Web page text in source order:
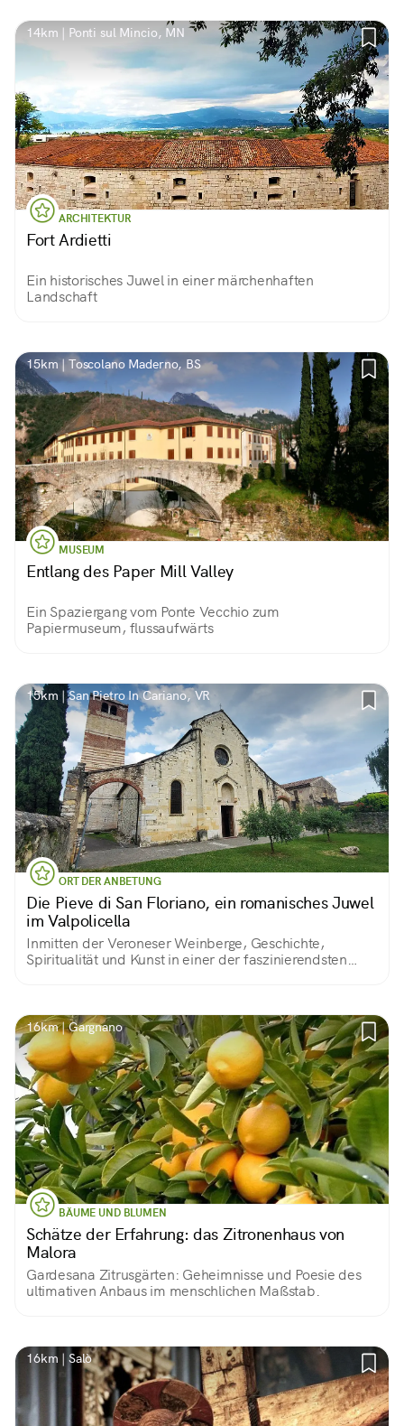
14km | Ponti sul Mincio, MN
ARCHITEKTUR
Fort Ardietti
Ein historisches Juwel in einer märchenhaften
Landschaft
15km | Toscolano Maderno, BS
MUSEUM
Entlang des Paper Mill Valley
Ein Spaziergang vom Ponte Vecchio zum
Papiermuseum, flussaufwärts
15km | San Pietro In Cariano, VR
ORT DER ANBETUNG
Die Pieve di San Floriano, ein romanisches Juwel
im Valpolicella
Inmitten der Veroneser Weinberge, Geschichte,
Spiritualität und Kunst in einer der faszinierendsten
16km | Gargnano
BÄUME UND BLUMEN
Schätze der Erfahrung: das Zitronenhaus von
Malora
Gardesana Zitrusgärten: Geheimnisse und Poesie des
ultimativen Anbaus im menschlichen Maßstab.
16km | Salò